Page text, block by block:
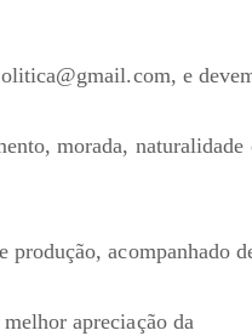
e
morada, naturalidade
produção, acompanhado
apreciação da